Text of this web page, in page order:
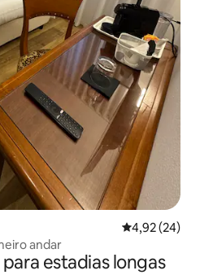
4,92 de uma
4,92 (24)
andar
estadias longas